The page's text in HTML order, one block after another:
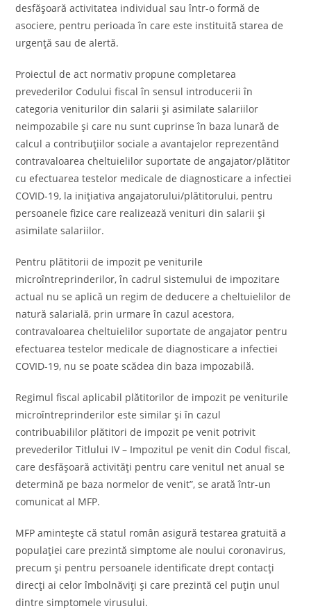
desfășoară activitatea individual sau într-o formă de
asociere, pentru perioada în care este instituită starea de
urgenţă sau de alertă.
Proiectul de act normativ propune completarea
prevederilor Codului fiscal în sensul introducerii în
categoria veniturilor din salarii și asimilate salariilor
neimpozabile și care nu sunt cuprinse în baza lunară de
calcul a contribuţiilor sociale a avantajelor reprezentând
contravaloarea cheltuielilor suportate de angajator/plătitor
cu efectuarea testelor medicale de diagnosticare a infectiei
COVID-19, la inițiativa angajatorului/plătitorului, pentru
persoanele fizice care realizează venituri din salarii şi
asimilate salariilor.
Pentru plătitorii de impozit pe veniturile
microîntreprinderilor, în cadrul sistemului de impozitare
actual nu se aplică un regim de deducere a cheltuielilor de
natură salarială, prin urmare în cazul acestora,
contravaloarea cheltuielilor suportate de angajator pentru
efectuarea testelor medicale de diagnosticare a infectiei
COVID-19, nu se poate scădea din baza impozabilă.
Regimul fiscal aplicabil plătitorilor de impozit pe veniturile
microîntreprinderilor este similar și în cazul
contribuabililor plătitori de impozit pe venit potrivit
prevederilor Titlului IV – Impozitul pe venit din Codul fiscal,
care desfășoară activități pentru care venitul net anual se
determină pe baza normelor de venit”, se arată într-un
comunicat al MFP.
MFP amintește că statul român asigură testarea gratuită a
populației care prezintă simptome ale noului coronavirus,
precum și pentru persoanele identificate drept contacți
direcți ai celor îmbolnăviți și care prezintă cel puțin unul
dintre simptomele virusului.